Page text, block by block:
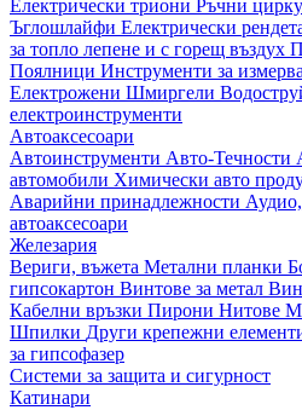
Електрически триони Ръчни
Ъглошлайфи Електрически
за топло лепене и с горещ въздух
Поялници Инструменти за
Електрожени Шмиргели
електроинструменти
Автоаксесоари
Автоинструменти Авто-Течности
автомобили Химически авто
Аварийни принадлежности
автоаксесоари
Железария
Вериги, въжета Метални планки
гипсокартон Винтове за метал
Кабелни връзки Пирони Нитове
Шпилки Други крепежни
за гипсофазер
Системи за защита и сигурност
Катинари